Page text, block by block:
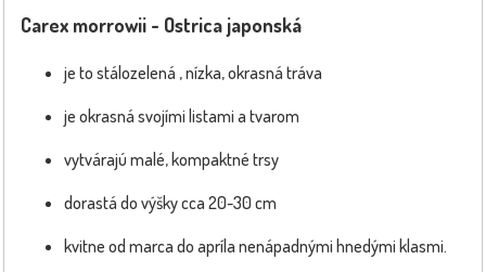
Carex morrowii - Ostrica japonská
je to stálozelená , nízka, okrasná tráva
je okrasná svojími listami a tvarom
vytvárajú malé, kompaktné trsy
dorastá do výšky cca 20-30 cm
kvitne od marca do apríla nenápadnými hnedými klasmi.